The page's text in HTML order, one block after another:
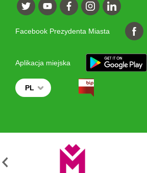
Facebook Prezydenta Miasta
Aplikacja miejska
PL